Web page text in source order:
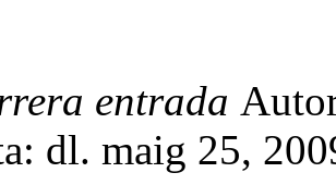
entrada
dl. maig 25,